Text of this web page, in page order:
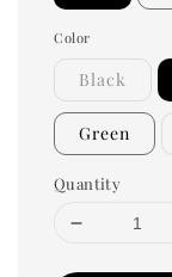
Color
Black
Green
Quantity